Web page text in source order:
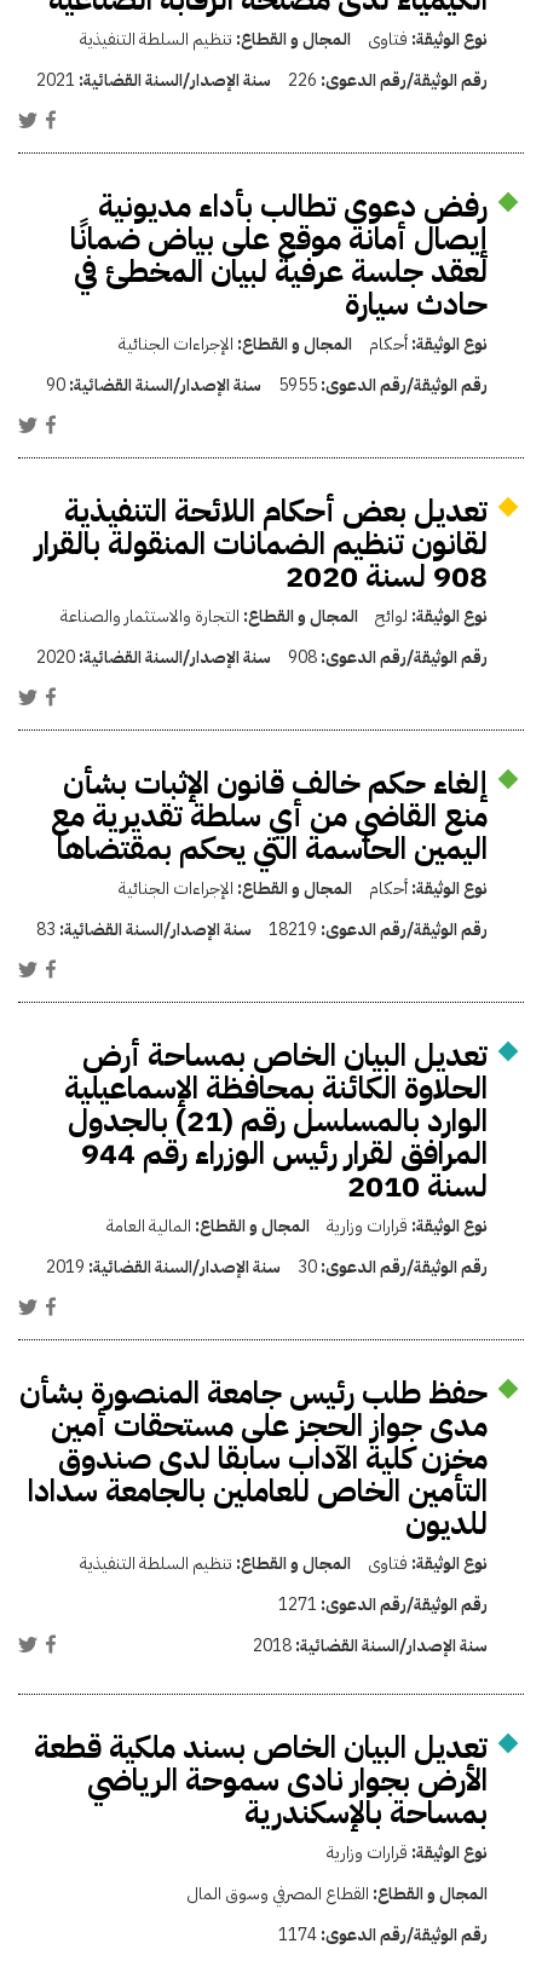
نوع الوثيقة: فتاوى المجال و القطاع: تنظيم السلطة التنفيذية
رقم الوثيقة/رقم الدعوى: 226 سنة الإصدار/السنة القضائية: 2021
رفض دعوى تطالب بأداء مديونية
إيصال أمانة موقع على بياض ضمانًا
لعقد جلسة عرفية لبيان المخطئ في
حادث سيارة
نوع الوثيقة:أحكام المجال و القطاع: الإجراءات الجنائية
رقم الوثيقة/رقم الدعوى:5955 سنة الإصدار/السنة القضائية:90
تعديل بعض أحكام اللائحة التنفيذية
لقانون تنظيم الضمانات المنقولة بالقرار
908 لسنة 2020
نوع الوثيقة: لوائح المجال و القطاع: التجارة والاستثمار والصناعة
رقم الوثيقة/رقم الدعوى:908 سنة الإصدار/السنة القضائية:2020
إلغاء حكم خالف قانون الإثبات بشأن
منع القاضي من أي سلطة تقديرية مع
اليمين الحاسمة التي يحكم بمقتضاها
نوع الوثيقة:أحكام المجال و القطاع: الإجراءات الجنائية
رقم الوثيقة/رقم الدعوى: 18219 سنة الإصدار/السنة القضائية: 83
تعديل البيان الخاص بمساحة أرض
الحلاوة الكائنة بمحافظة الإسماعيلية
الوارد بالمسلسل رقم (21) بالجدول
المرافق لقرار رئيس الوزراء رقم 944
لسنة 2010
نوع الوثيقة: قرارات وزارية المجال و القطاع: المالية العامة
رقم الوثيقة/رقم الدعوى:30 سنة الإصدار/السنة القضائية: 2019
حفظ طلب رئيس جامعة المنصورة بشأن
مدى جواز الحجز على مستحقات أمين
مخزن كلية الآداب سابقا لدى صندوق
التأمين الخاص للعاملين بالجامعة سدادا
للديون
نوع الوثيقة: فتاوى المجال و القطاع: تنظيم السلطة التنفيذية
رقم الوثيقة/رقم الدعوى: 1271
سنة الإصدار/السنة القضائية:2018
تعديل البيان الخاص بسند ملكية قطعة
الأرض بجوار نادى سموحة الرياضي
بمساحة بالإسكندرية
نوع الوثيقة: قرارات وزارية
المجال و القطاع: القطاع المصرفي وسوق المال
رقم الوثيقة/رقم الدعوى:1174